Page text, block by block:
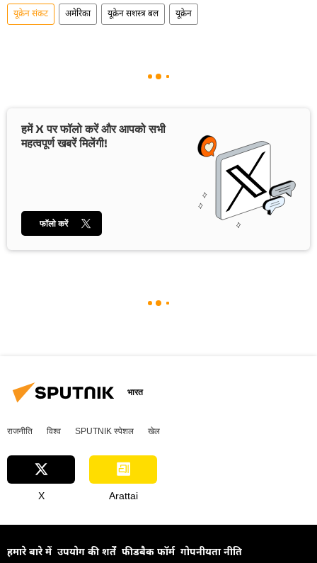
यूक्रेन संकट अमेरिका यूक्रेन सशस्त्र बल यूक्रेन
हमें X पर फॉलो करें और आपको सभी
महत्वपूर्ण खबरें मिलेंगी!
फॉलो करें
भारत
राजनीति विश्व SPUTNIK स्पेशल खेल
X Arattai
हमारे बारे में उपयोग की शर्तें फीडबैक फॉर्म गोपनीयता नीति